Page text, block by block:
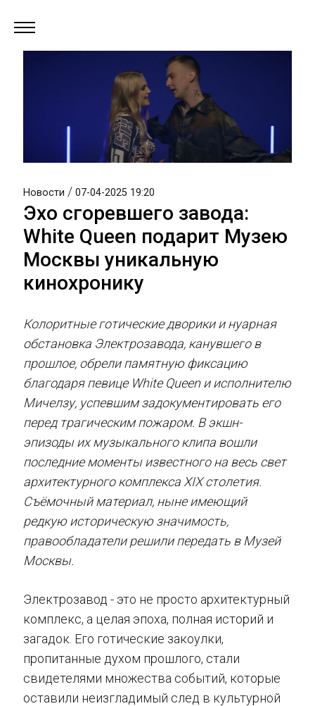
Новости / 07-04-2025 19:20
Эхо сгоревшего завода:
White Queen подарит Музею
Москвы уникальную
кинохронику
Колоритные готические дворики и нуарная
обстановка Электрозавода, канувшего в
прошлое, обрели памятную фиксацию
благодаря певице White Queen и исполнителю
Мичелзу, успевшим задокументировать его
перед трагическим пожаром. В экшн-
эпизоды их музыкального клипа вошли
последние моменты известного на весь свет
архитектурного комплекса XIX столетия.
Съёмочный материал, ныне имеющий
редкую историческую значимость,
правообладатели решили передать в Музей
Москвы.
Электрозавод - это не просто архитектурный
комплекс, а целая эпоха, полная историй и
загадок. Его готические закоулки,
пропитанные духом прошлого, стали
свидетелями множества событий, которые
оставили неизгладимый след в культурной